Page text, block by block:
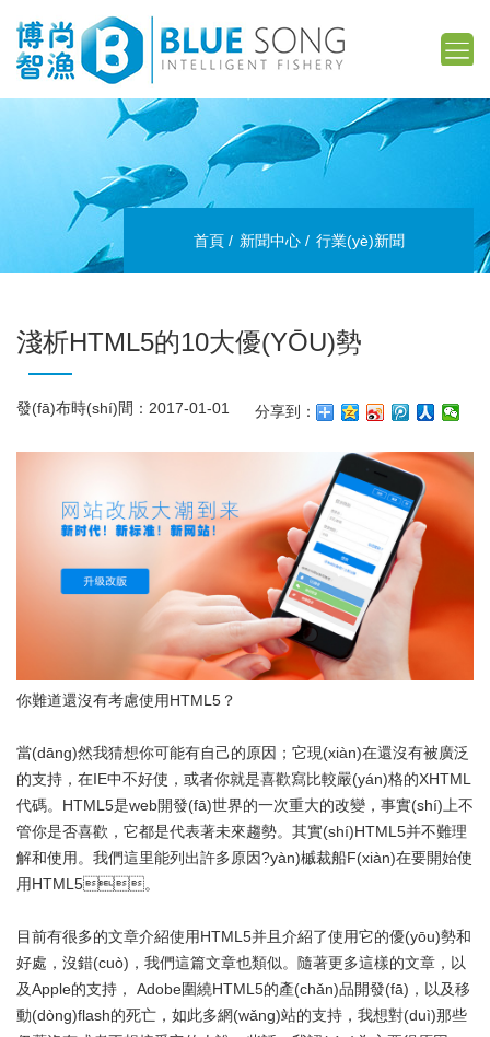
首頁 新聞中心 行業(yè)新聞
淺析HTML5的10大優(YŌU)勢
發(fā)布時(shí)間：2017-01-01 分享到：
你難道還沒有考慮使用HTML5？
當(dāng)然我猜想你可能有自己的原因；它現(xiàn)在還沒有被廣泛
的支持，在IE中不好使，或者你就是喜歡寫比較嚴(yán)格的XHTML
代碼。HTML5是web開發(fā)世界的一次重大的改變，事實(shí)上不
管你是否喜歡，它都是代表著未來趨勢。其實(shí)HTML5并不難理
解和使用。我們這里能列出許多原因?yàn)槭裁船F(xiàn)在要開始使
用HTML5。
目前有很多的文章介紹使用HTML5并且介紹了使用它的優(yōu)勢和
好處，沒錯(cuò)，我們這篇文章也類似。隨著更多這樣的文章，以
及Apple的支持， Adobe圍繞HTML5的產(chǎn)品開發(fā)，以及移
動(dòng)flash的死亡，如此多網(wǎng)站的支持，我想對(duì)那些